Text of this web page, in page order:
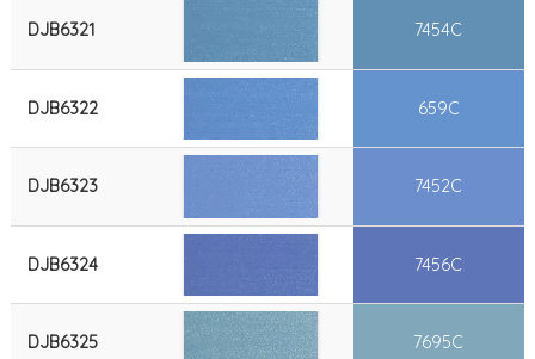
DJB6321 7454C
DJB6322 659C
DJB6323 7452C
DJB6324 7456C
DJB6325 7695C